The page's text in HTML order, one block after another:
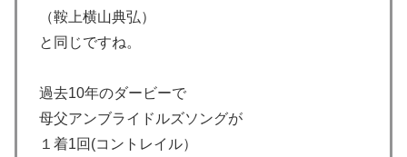
（鞍上横山典弘）
と同じですね。
過去10年のダービーで
母父アンブライドルズソングが
１着1回(コントレイル）